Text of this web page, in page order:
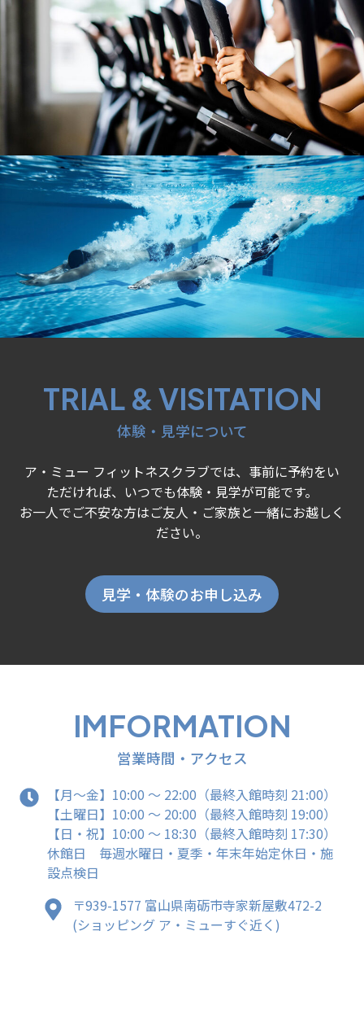
TRIAL & VISITATION
体験・見学について
ア・ミュー フィットネスクラブでは、事前に予約をい
ただければ、いつでも体験・見学が可能です。
お一人でご不安な方はご友人・ご家族と一緒にお越しく
ださい。
見学・体験のお申し込み
IMFORMATION
営業時間・アクセス
【月～金】10:00 ～ 22:00（最終入館時刻 21:00）
【土曜日】10:00 ～ 20:00（最終入館時刻 19:00）
【日・祝】10:00 ～ 18:30（最終入館時刻 17:30）
休館日 毎週水曜日・夏季・年末年始定休日・施
設点検日
〒939-1577 富山県南砺市寺家新屋敷472-2
(ショッピング ア・ミューすぐ近く)